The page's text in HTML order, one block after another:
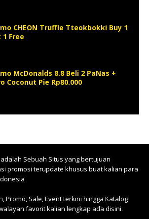
CHEON Truffle Tteokbokki Buy 1
1 Free
McDonalds 8.8 Beli 2 PaNas +
Coconut Pie Rp80.000
adalah Sebuah Situs yang bertujuan
promosi terupdate khusus buat kalian para
Promo, Sale, Event terkini hingga Katalog
favorit kalian lengkap ada disini.